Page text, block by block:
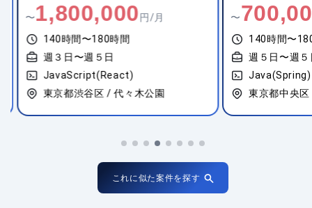
〜1,800,000円/月
140時間〜180時間
週３日〜週５日
JavaScript(React)
東京都渋谷区 / 代々木公園
〜
140時間〜
週５日〜週５
Java(Spring)
東京都中央区
これに似た案件を探す